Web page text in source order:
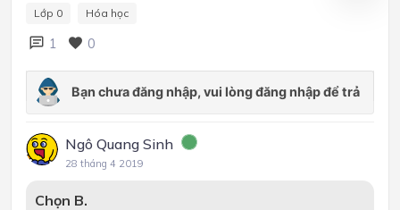
Lớp 0 Hóa học
1 0
Ngô Quang Sinh
28 tháng 4 2019
Chọn B.